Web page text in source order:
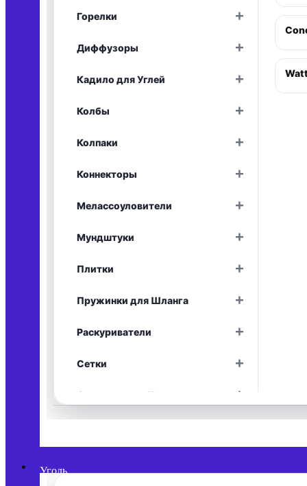
Горелки +Раскрыть
Диффузоры +
Кадило для Углей +Раскрыть
Колбы +Раскрыть
Колпаки +Раскрыть
Коннекторы +Раскрыть
Мелассоуловители +Раскрыть
Мундштуки +Раскрыть
Плитки +Раскрыть
Пружинки для Шланга +Раскрыть
Раскуриватели +Раскрыть
Сетки +Раскрыть
Средства для Чистки +
Уголь